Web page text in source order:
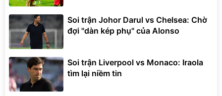
Soi trận Johor Darul vs Chelsea: Chờ
đợi "dàn kép phụ" của Alonso
Soi trận Liverpool vs Monaco: Iraola
tìm lại niềm tin